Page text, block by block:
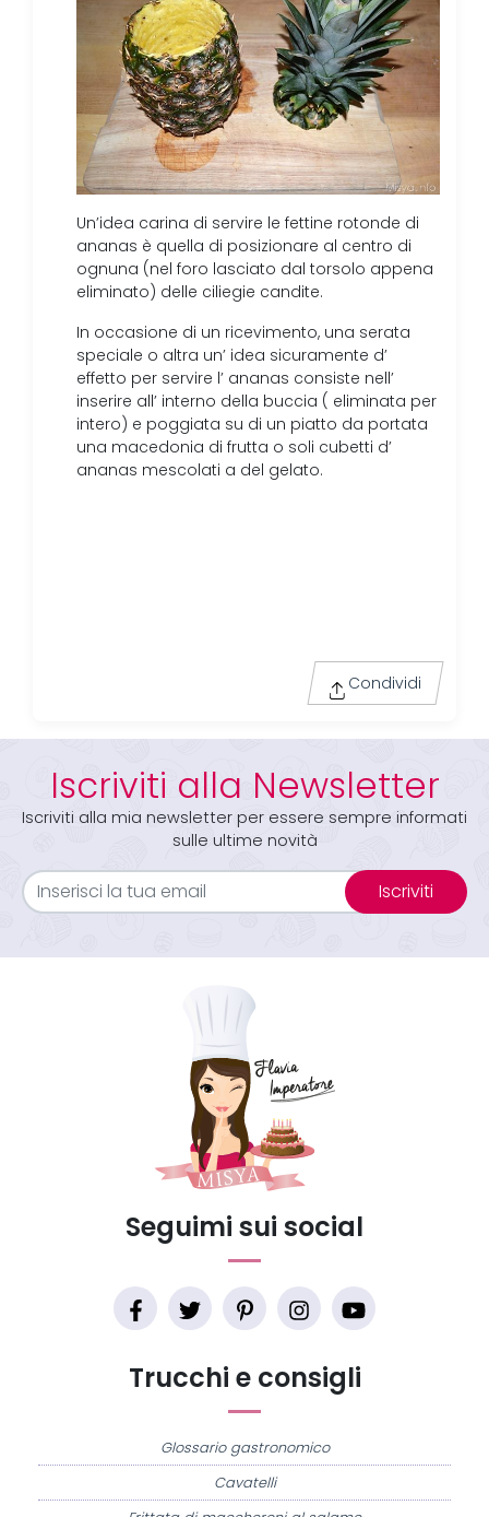
Un’idea carina di servire le fettine rotonde di
ananas è quella di posizionare al centro di
ognuna (nel foro lasciato dal torsolo appena
eliminato) delle ciliegie candite.
In occasione di un ricevimento, una serata
speciale o altra un’ idea sicuramente d’
effetto per servire l’ ananas consiste nell’
inserire all’ interno della buccia ( eliminata per
intero) e poggiata su di un piatto da portata
una macedonia di frutta o soli cubetti d’
ananas mescolati a del gelato.
Condividi
Iscriviti alla Newsletter
Iscriviti alla mia newsletter per essere sempre informati
sulle ultime novità
Iscriviti
Trucchi e consigli
Glossario gastronomico
Cavatelli
Seguimi sui social